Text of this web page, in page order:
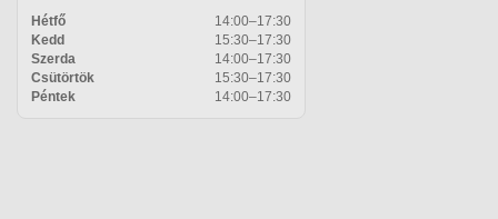
Hétfő
14:00–17:30
Kedd
15:30–17:30
Szerda
14:00–17:30
Csütörtök
15:30–17:30
Péntek
14:00–17:30